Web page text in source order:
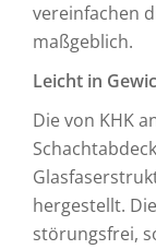
vereinfachen
maßgeblich.
Leicht in
Die von KHK
hergestellt.
störungsfrei,